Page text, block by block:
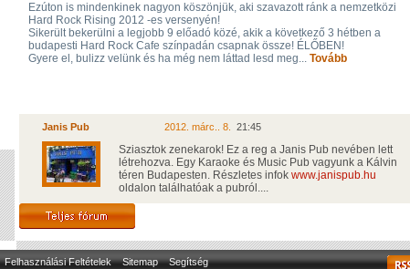
Ezúton is mindenkinek nagyon köszönjük, aki szavazott ránk a nemzetközi
Hard Rock Rising 2012 -es versenyén!
Sikerült bekerülni a legjobb 9 előadó közé, akik a következő 3 hétben a
budapesti Hard Rock Cafe színpadán csapnak össze! ÉLŐBEN!
Gyere el, bulizz velünk és ha még nem láttad lesd meg... Tovább
Janis Pub
2012. márc.. 8. 21:45
Sziasztok zenekarok! Ez a reg a Janis Pub nevében lett
létrehozva. Egy Karaoke és Music Pub vagyunk a Kálvin
téren Budapesten. Részletes infok www.janispub.hu
oldalon találhatóak a pubról....
Felhasználási Feltételek Sitemap Segítség